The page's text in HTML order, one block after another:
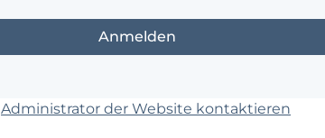
Administrator der Website kontaktieren